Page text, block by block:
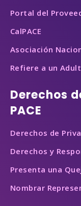
Portal del
CalPACE
Asociación
Refiere a un
Derechos
PACE
Derechos de
Derechos y
Presenta una
Nombrar